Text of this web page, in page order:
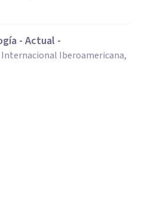
- Actual -
Internacional Iberoamericana,